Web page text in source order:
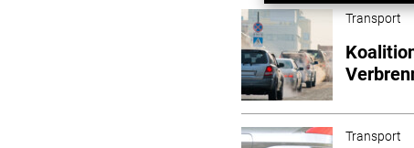
Transport
Transport